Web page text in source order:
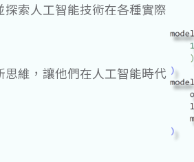
索人工智能技術在各種實際
維，讓他們在人工智能時代